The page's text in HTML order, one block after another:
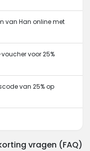
van Han online met
voor 25%
van 25% op
vragen (FAQ)